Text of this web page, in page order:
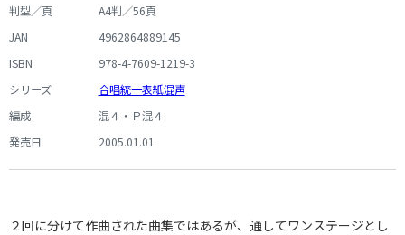
判型／頁
A4判／56頁
JAN
4962864889145
ISBN
978-4-7609-1219-3
シリーズ
合唱統一表紙混声
編成
混４・Ｐ混４
発売日
2005.01.01
２回に分けて作曲された曲集ではあるが、通してワンステージとし